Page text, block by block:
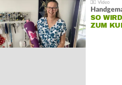
SO
ZUM